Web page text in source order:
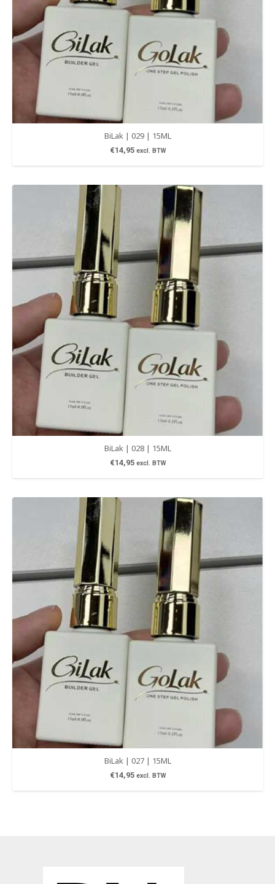
BiLak | 029 | 15ML
€14,95 excl. BTW
BiLak | 028 | 15ML
€14,95 excl. BTW
BiLak | 027 | 15ML
€14,95 excl. BTW